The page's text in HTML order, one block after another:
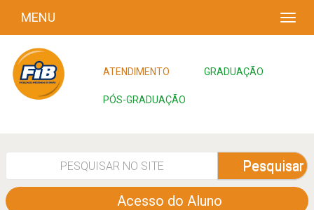
MENU
ATENDIMENTO GRADUAÇÃO
PÓS-GRADUAÇÃO
Pesquisar
Acesso do Aluno